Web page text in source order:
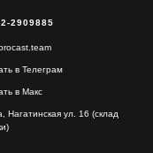
2909885
в Телеграм
в Макс
Нагатинская ул. 16 (склад